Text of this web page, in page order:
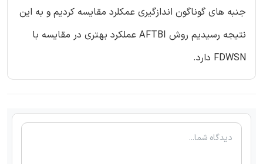
جنبه های گوناگون اندازگیری عمکلرد مقایسه کردیم و به این
نتیجه رسیدیم روش AFTBI عملکرد بهتری در مقایسه با
FDWSN دارد.